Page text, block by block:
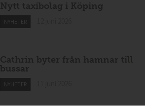
Nytt taxibolag i Köping
NYHETER
Cathrin byter från hamnar till
bussar
NYHETER